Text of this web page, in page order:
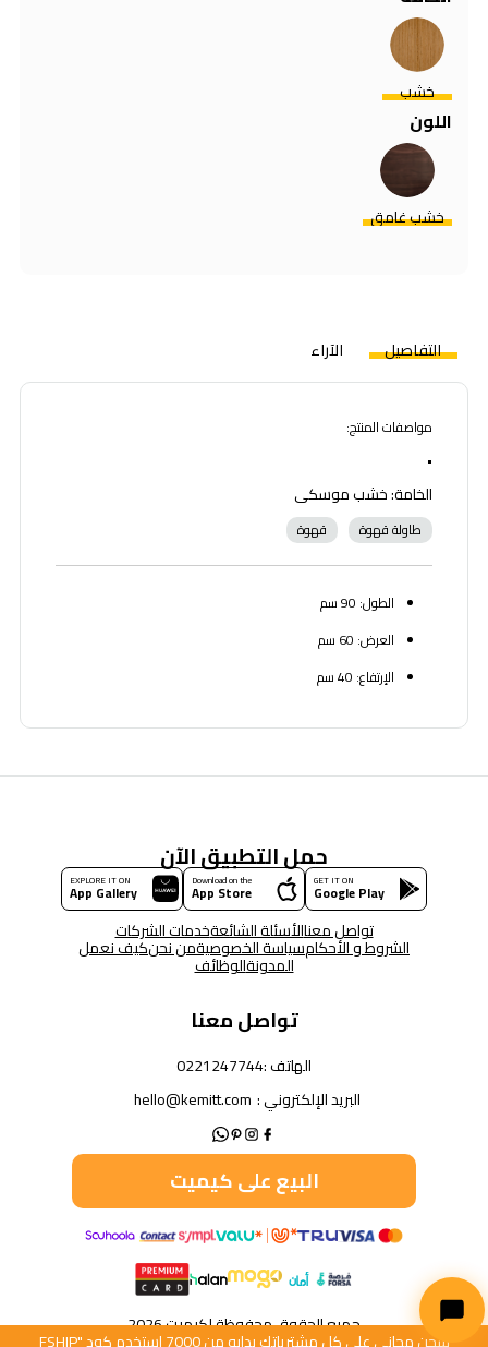
خشب
اللون
خشب غامق
التفاصيل الآراء
مواصفات المنتج:
•
الخامة: خشب موسكى
طاولة قهوة قهوة
الطول: 90 سم
العرض: 60 سم
الإرتفاع: 40 سم
حمل التطبيق الآن
GET IT ON
Google Play
Download on the
App Store
EXPLORE IT ON
App Gallery
تواصل معناالأسئلة الشائعةخدمات الشركات
الشروط و الأحكامسياسة الخصوصيةمن نحنكيف نعمل
المدونةالوظائف
تواصل معنا
الهاتف :0221247744
البريد الإلكتروني : hello@kemitt.com
البيع على كيميت
جميع الحقوق محفوظة لكيميت 2026